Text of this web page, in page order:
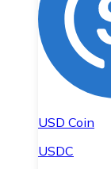
USD Coin
USDC